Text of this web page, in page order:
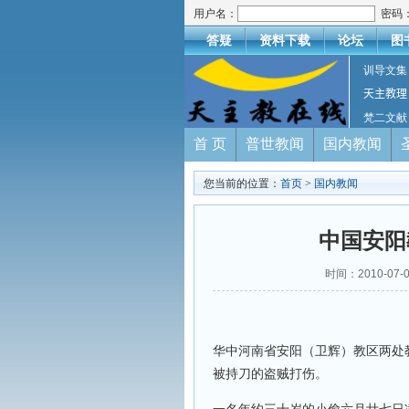
用户名： 密码
答疑 资料下载 论坛 图
训导文集
天主教理
梵二文献
首 页 普世教闻 国内教闻
您当前的位置： 首页 > 国内教闻
中国安
时间：2010-07-
华中河南省安阳（卫辉）教区两
被持刀的盗贼打伤。